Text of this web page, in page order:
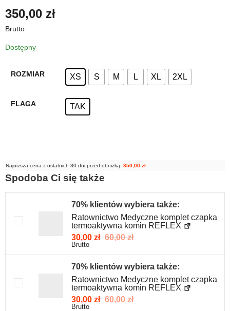
350,00 zł
Brutto
Dostępny
ROZMIAR XS S M L XL 2XL
FLAGA TAK
Najniższa cena z ostatnich 30 dni przed obniżką: 350,00 zł
Spodoba Ci się także
70% klientów wybiera także:
Ratownictwo Medyczne komplet czapka
termoaktywna komin REFLEX
30,00 zł 60,00zł
Brutto
70% klientów wybiera także:
Ratownictwo Medyczne komplet czapka
termoaktywna komin REFLEX
30,00 zł 60,00zł
Brutto